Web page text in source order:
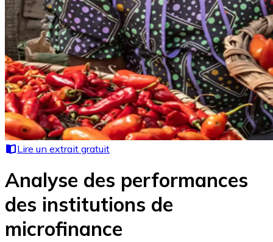
Lire un extrait gratuit
Analyse des performances
des institutions de
microfinance